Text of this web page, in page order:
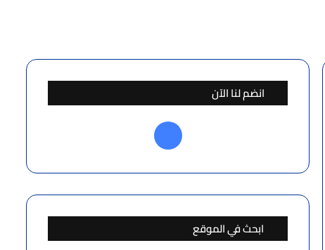
انضم لنا الآن
فيسبوك
ابحث في الموقع